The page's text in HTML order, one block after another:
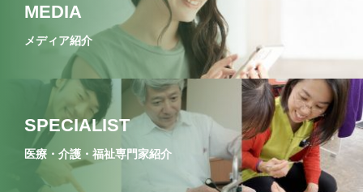
MEDIA
メディア紹介
SPECIALIST
医療・介護・福祉専門家紹介